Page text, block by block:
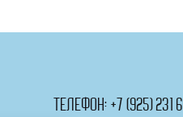
телефон: +7 (925) 231